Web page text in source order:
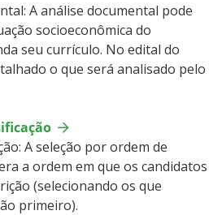
A análise documental pode
socioeconômica do
seu currículo. No edital do
o que será analisado pelo
A seleção por ordem de
a ordem em que os candidatos
(selecionando os que
primeiro).